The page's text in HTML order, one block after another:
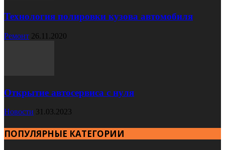
Технология полировки кузова автомобиля
Ремонт 26.11.2020
Открытие автосервиса с нуля
Новости 31.03.2023
ПОПУЛЯРНЫЕ КАТЕГОРИИ